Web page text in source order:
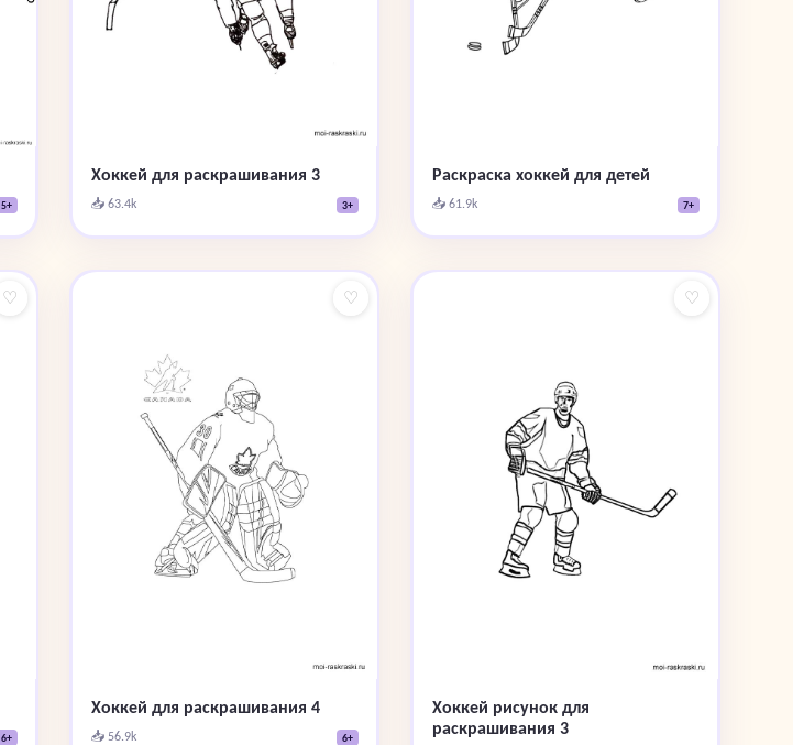
5+
Хоккей для раскрашивания 3
📥 63.4k 3+
Раскраска хоккей для детей
📥 61.9k 7+
♡
6+
♡
Хоккей для раскрашивания 4
📥 56.9k 6+
♡
Хоккей рисунок для
раскрашивания 3